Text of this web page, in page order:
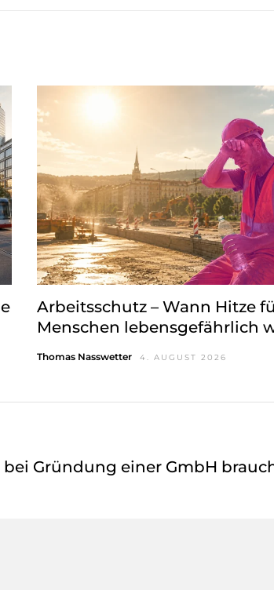
Arbeitsschutz – Wann Hitze
Menschen lebensgefährlich
Thomas Nasswetter 4. AUGUST 2026
Gründung einer GmbH